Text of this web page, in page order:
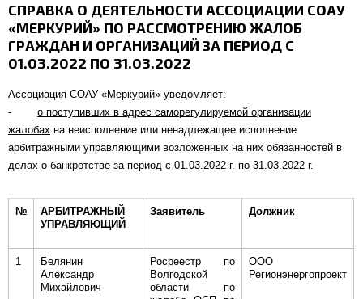
СПРАВКА О ДЕЯТЕЛЬНОСТИ АССОЦИАЦИИ СОАУ
«МЕРКУРИЙ» ПО РАССМОТРЕНИЮ ЖАЛОБ
ГРАЖДАН И ОРГАНИЗАЦИЙ ЗА ПЕРИОД С
01.03.2022 ПО 31.03.2022
Ассоциация СОАУ «Меркурий» уведомляет:
- о поступивших в адрес саморегулируемой организации
жалобах на неисполнение или ненадлежащее исполнение
арбитражными управляющими возложенных на них обязанностей в
делах о банкротстве за период с 01.03.2022 г. по 31.03.2022 г.
№
АРБИТРАЖНЫЙ
УПРАВЛЯЮЩИЙ
Заявитель Должник
1
Белянин
Александр
Михайлович
Росреестр по
Волгодской
области по
ООО
Регионэнергопроект